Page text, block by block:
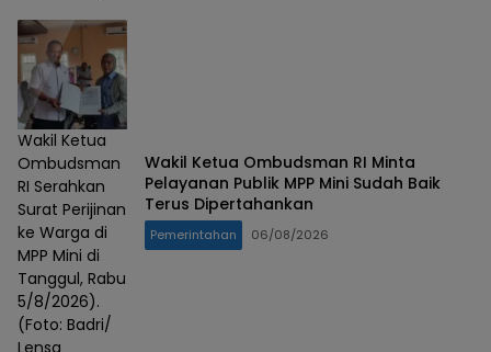
Wakil Ketua
Ombudsman
RI Serahkan
Surat Perijinan
ke Warga di
MPP Mini di
Tanggul, Rabu
5/8/2026).
(Foto: Badri/
Lensa
Wakil Ketua Ombudsman RI Minta
Pelayanan Publik MPP Mini Sudah Baik
Terus Dipertahankan
Pemerintahan 06/08/2026